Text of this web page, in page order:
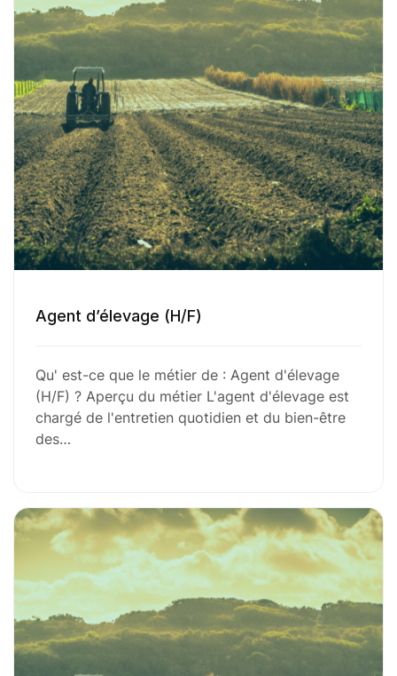
Agent d’élevage (H/F)
Qu' est-ce que le métier de : Agent d'élevage
(H/F) ? Aperçu du métier L'agent d'élevage est
chargé de l'entretien quotidien et du bien-être
des…